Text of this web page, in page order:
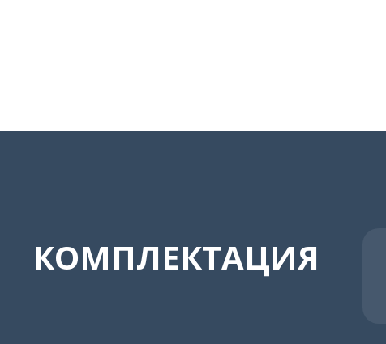
КОМПЛЕКТАЦИЯ